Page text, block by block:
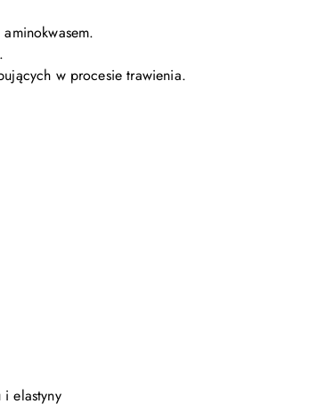
w procesie trawienia.
elastyny